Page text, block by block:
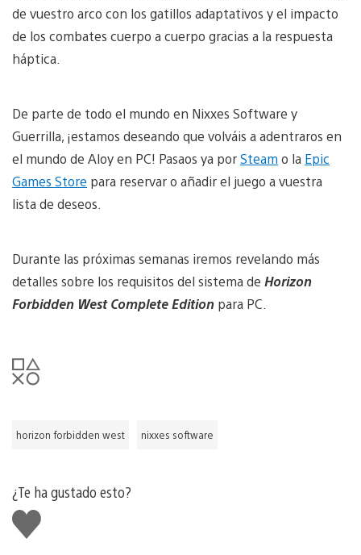
de vuestro arco con los gatillos adaptativos y el impacto
de los combates cuerpo a cuerpo gracias a la respuesta
háptica.
De parte de todo el mundo en Nixxes Software y
Guerrilla, ¡estamos deseando que volváis a adentraros en
el mundo de Aloy en PC! Pasaos ya porSteam o la Epic
Games Store para reservar o añadir el juego a vuestra
lista de deseos.
Durante las próximas semanas iremos revelando más
detalles sobre los requisitos del sistema de Horizon
Forbidden West Complete Edition para PC.
horizon forbidden west nixxes software
¿Te ha gustado esto?
Me
gusta
esto